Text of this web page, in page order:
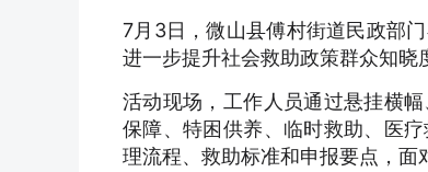
7月3日，微山县傅村街道民政部
进一步提升社会救助政策群众知晓
活动现场，工作人员通过悬挂横
保障、特困供养、临时救助、医
理流程、救助标准和申报要点，面